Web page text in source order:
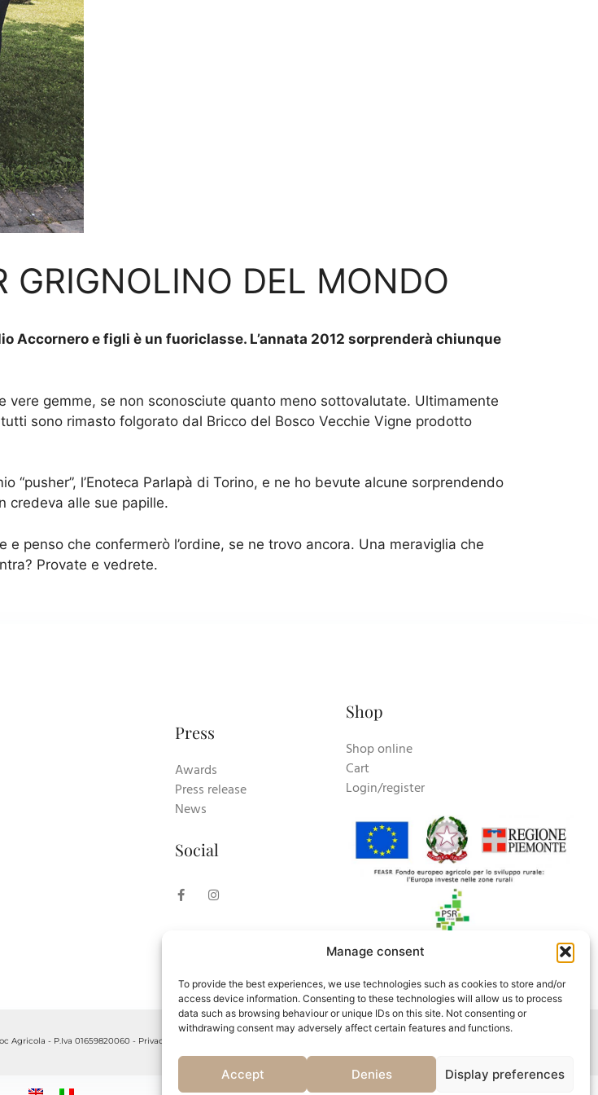
Manage consent
To provide the best experiences, we use technologies such as cookies to store and/or
access device information. Consenting to these technologies will allow us to process
data such as browsing behaviour or unique IDs on this site. Not consenting or
withdrawing consent may adversely affect certain features and functions.
Accept Denies Display preferences
GRIGNOLINO DEL MONDO
Accornero e figli è un fuoriclasse. L’annata 2012 sorprenderà chiunque
vere gemme, se non sconosciute quanto meno sottovalutate. Ultimamente
sono rimasto folgorato dal Bricco del Bosco Vecchie Vigne prodotto
“pusher”, l’Enoteca Parlapà di Torino, e ne ho bevute alcune sorprendendo
credeva alle sue papille.
penso che confermerò l’ordine, se ne trovo ancora. Una meraviglia che
Provate e vedrete.
Press
Awards
Press release
News
Social
Shop
Shop online
Cart
Login/register
Agricola - P.Iva 01659820060 - Privacy Policy